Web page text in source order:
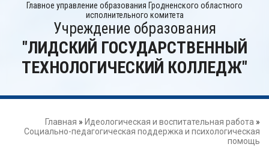
Главное управление образования Гродненского областного
исполнительного комитета
Учреждение образования
"ЛИДСКИЙ ГОСУДАРСТВЕННЫЙ
ТЕХНОЛОГИЧЕСКИЙ КОЛЛЕДЖ"
Главная » Идеологическая и воспитательная работа »
Социально-педагогическая поддержка и психологическая
помощь